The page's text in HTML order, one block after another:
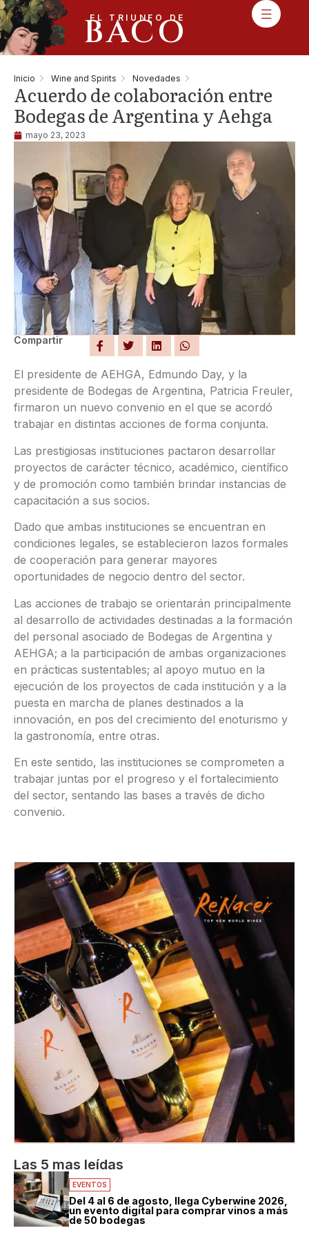
EL TRIUNFO DE
BACO
Inicio Wine and Spirits Novedades
Acuerdo de colaboración entre
Bodegas de Argentina y Aehga
mayo 23, 2023
Compartir
El presidente de AEHGA, Edmundo Day, y la
presidente de Bodegas de Argentina, Patricia Freuler,
firmaron un nuevo convenio en el que se acordó
trabajar en distintas acciones de forma conjunta.
Las prestigiosas instituciones pactaron desarrollar
proyectos de carácter técnico, académico, científico
y de promoción como también brindar instancias de
capacitación a sus socios.
Dado que ambas instituciones se encuentran en
condiciones legales, se establecieron lazos formales
de cooperación para generar mayores
oportunidades de negocio dentro del sector.
Las acciones de trabajo se orientarán principalmente
al desarrollo de actividades destinadas a la formación
del personal asociado de Bodegas de Argentina y
AEHGA; a la participación de ambas organizaciones
en prácticas sustentables; al apoyo mutuo en la
ejecución de los proyectos de cada institución y a la
puesta en marcha de planes destinados a la
innovación, en pos del crecimiento del enoturismo y
la gastronomía, entre otras.
En este sentido, las instituciones se comprometen a
trabajar juntas por el progreso y el fortalecimiento
del sector, sentando las bases a través de dicho
convenio.
Las 5 mas leídas
EVENTOS
Del 4 al 6 de agosto, llega Cyberwine 2026,
un evento digital para comprar vinos a más
de 50 bodegas